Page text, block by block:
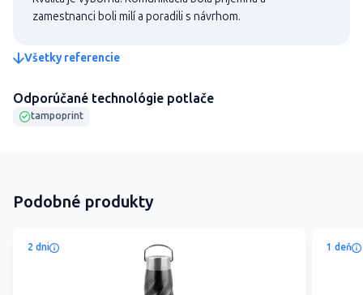
zamestnanci boli milí a poradili s návrhom.
Všetky referencie
Odporúčané technológie potlače
tampoprint
Podobné produkty
2 dni 1 deň